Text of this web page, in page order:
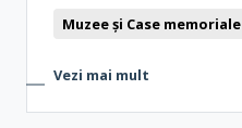
Muzee și Case memoriale
Vezi mai mult